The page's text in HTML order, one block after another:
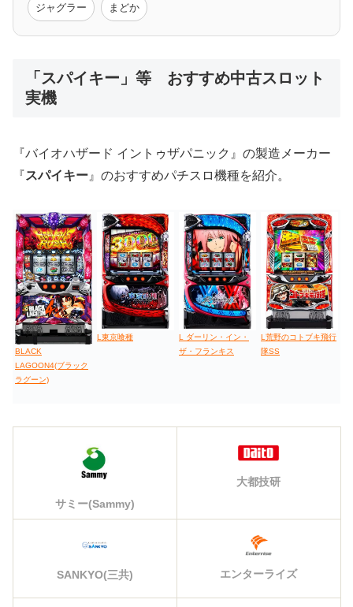
値下げ台
ジャグラー まどか
「スパイキー」等 おすすめ中古スロット
実機
『バイオハザード イントゥザパニック』の製造メーカー
『スパイキー 』のおすすめパチスロ機種を紹介。
BLACK
LAGOON4(ブラック
ラグーン)
L東京喰種
L ダーリン・イン・
ザ・フランキス
L荒野のコトブキ飛行
隊SS
サミー(Sammy)
大都技研
SANKYO(三共) エンターライズ